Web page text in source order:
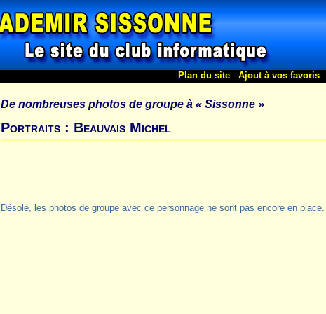
Plan du site- Ajout à vos favoris-
De nombreuses photos de groupe à « Sissonne »
Portraits : Beauvais Michel
Désolé, les photos de groupe avec ce personnage ne sont pas encore en place.